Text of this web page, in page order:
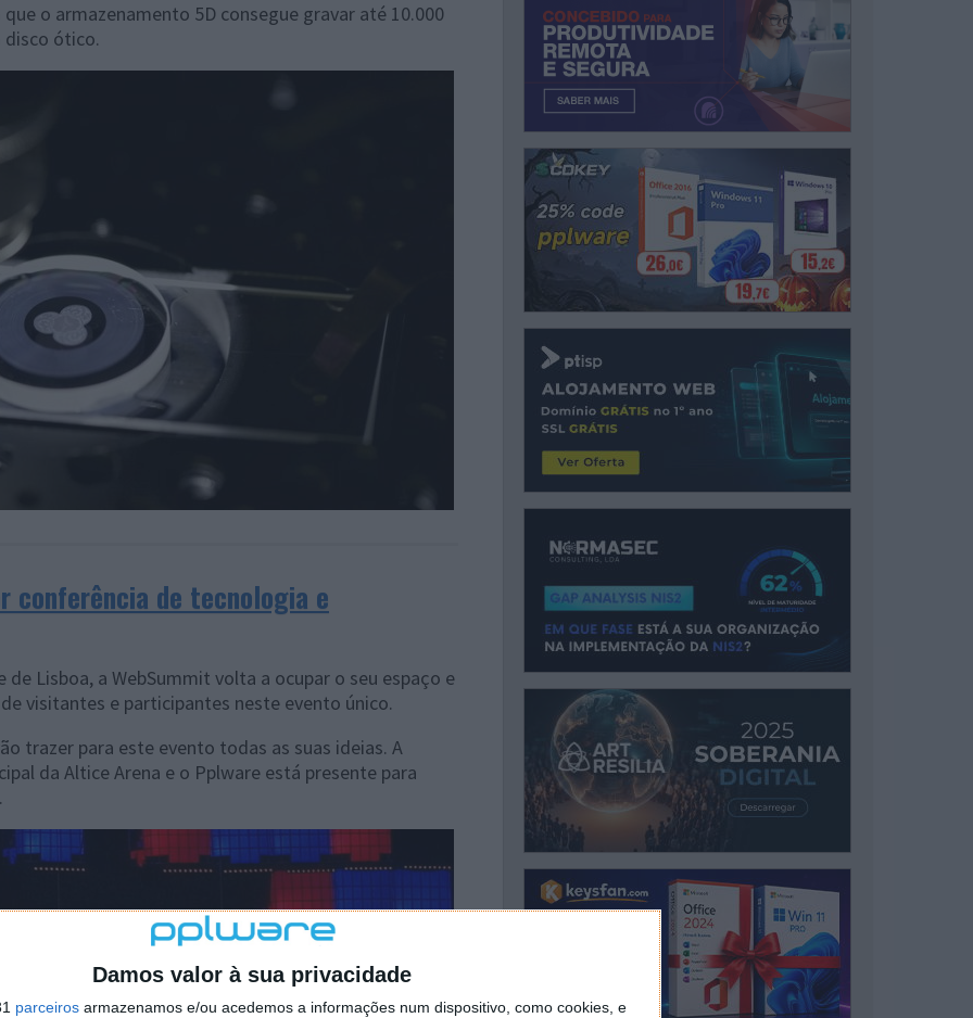
Damos valor à sua privacidade
parceiros armazenamos e/ou acedemos a informações num dispositivo, como cookies, e
o armazenamento 5D consegue gravar até 10.000
disco ótico.
conferência de tecnologia e
Lisboa, a WebSummit volta a ocupar o seu espaço e
visitantes e participantes neste evento único.
trazer para este evento todas as suas ideias. A
da Altice Arena e o Pplware está presente para